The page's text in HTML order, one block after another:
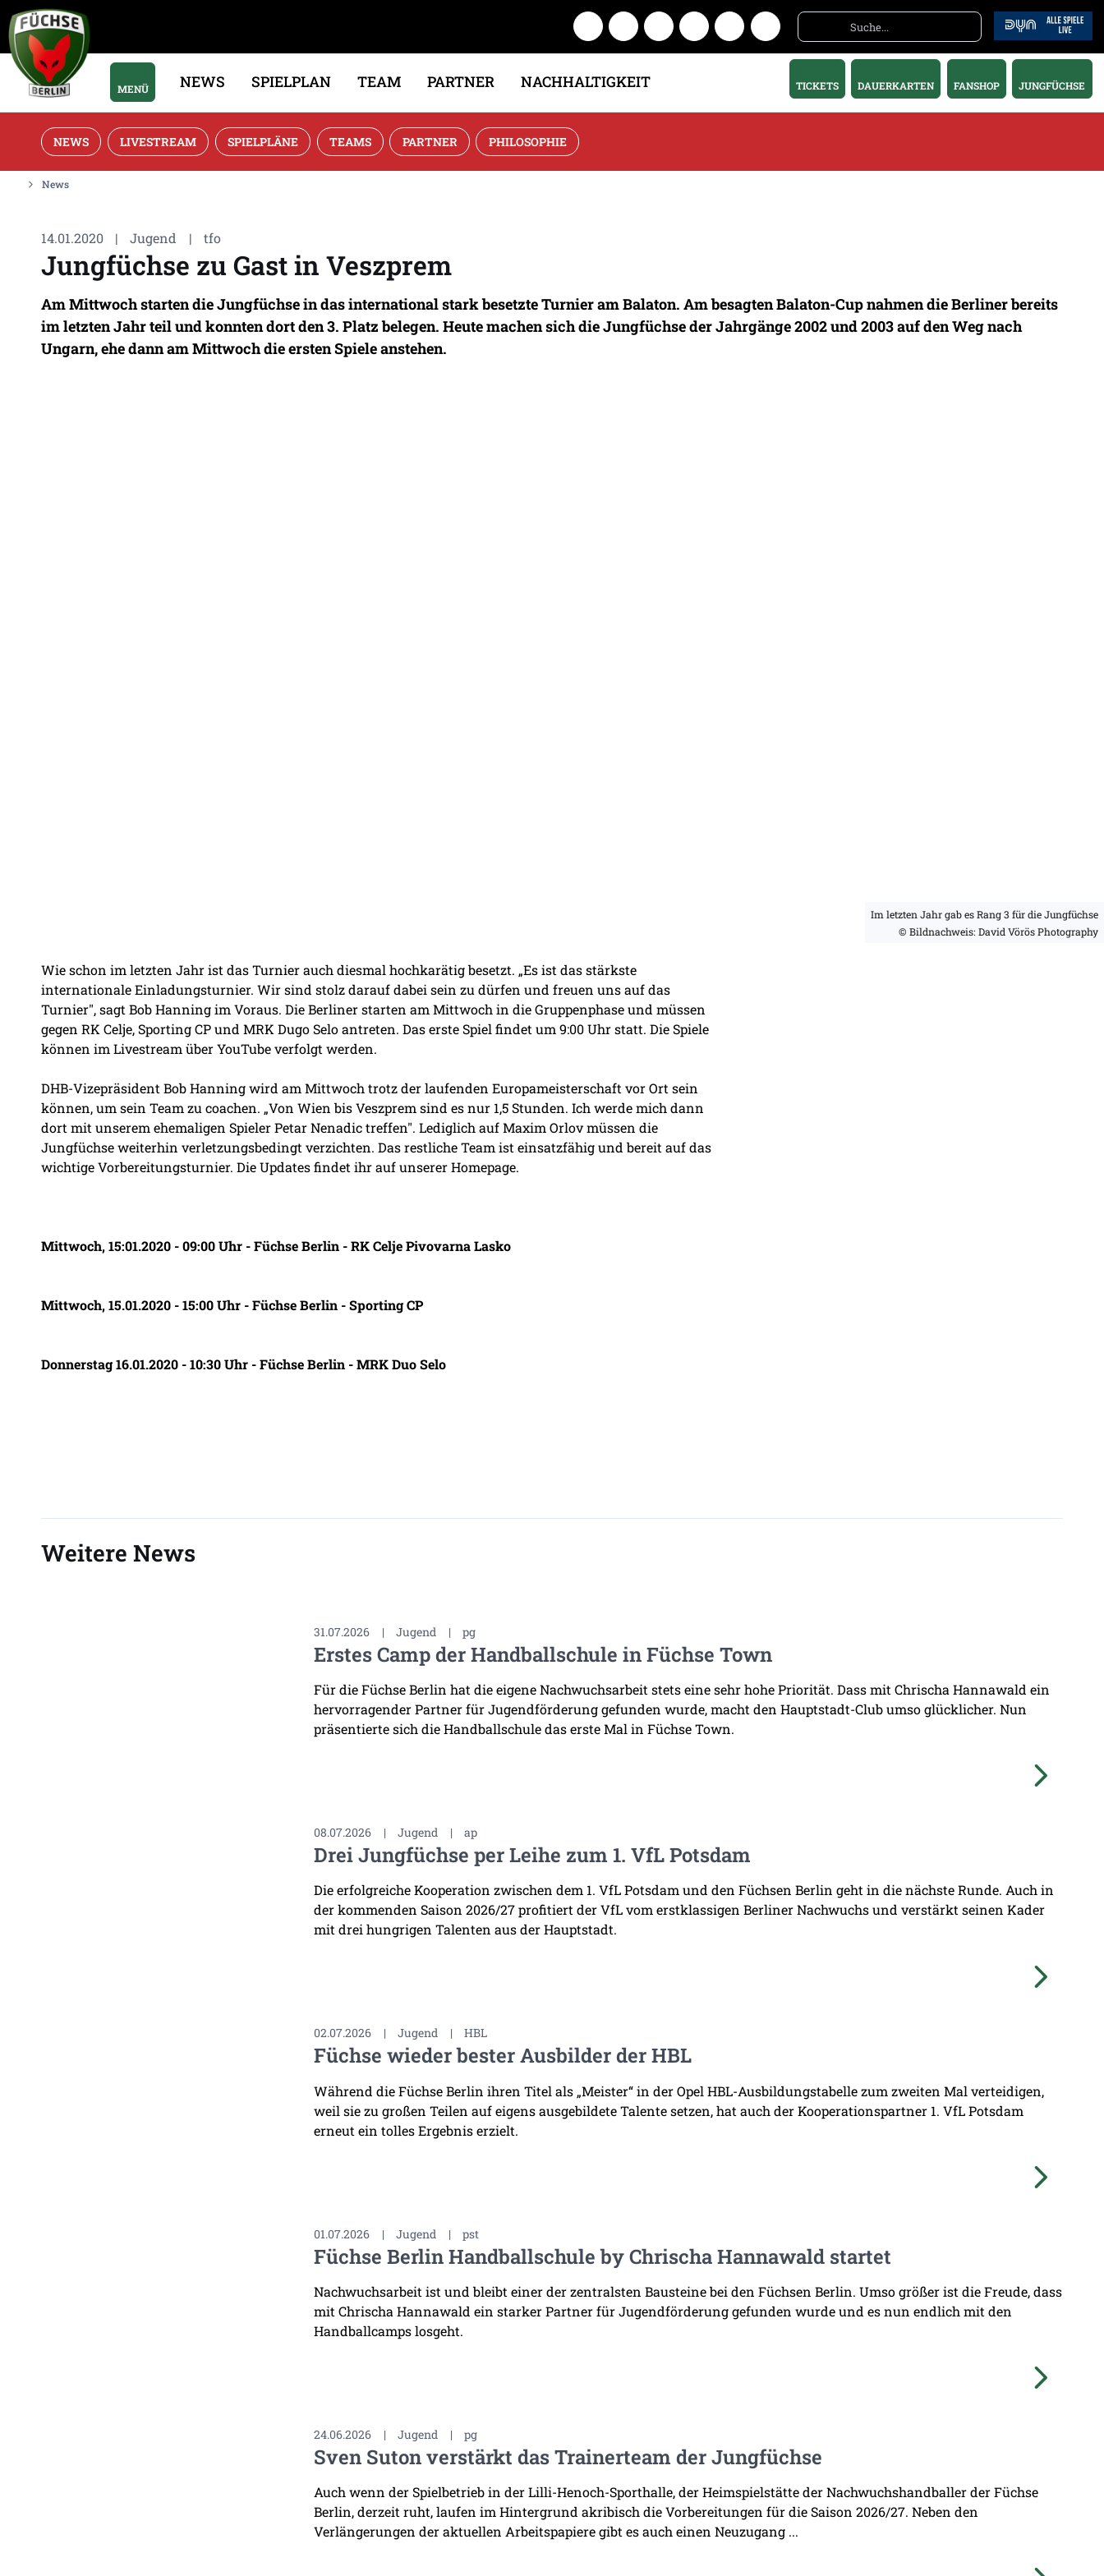
MENÜ NEWS SPIELPLAN TEAM PARTNER NACHHALTIGKEIT TICKETS DAUERKARTEN FANSHOP JUNGFÜCHSE
NEWS LIVESTREAM SPIELPLÄNE TEAMS PARTNER PHILOSOPHIE
News
14.01.2020 | Jugend | tfo
Jungfüchse zu Gast in Veszprem
Am Mittwoch starten die Jungfüchse in das international stark besetzte Turnier am Balaton. Am besagten Balaton-Cup nahmen die Berliner bereits
im letzten Jahr teil und konnten dort den 3. Platz belegen. Heute machen sich die Jungfüchse der Jahrgänge 2002 und 2003 auf den Weg nach
Ungarn, ehe dann am Mittwoch die ersten Spiele anstehen.
Im letzten Jahr gab es Rang 3 für die Jungfüchse
© Bildnachweis: David Vörös Photography
Wie schon im letzten Jahr ist das Turnier auch diesmal hochkarätig besetzt. „Es ist das stärkste
internationale Einladungsturnier. Wir sind stolz darauf dabei sein zu dürfen und freuen uns auf das
Turnier", sagt Bob Hanning im Voraus. Die Berliner starten am Mittwoch in die Gruppenphase und müssen
gegen RK Celje, Sporting CP und MRK Dugo Selo antreten. Das erste Spiel findet um 9:00 Uhr statt. Die Spiele
können im Livestream über YouTube verfolgt werden.
DHB-Vizepräsident Bob Hanning wird am Mittwoch trotz der laufenden Europameisterschaft vor Ort sein
können, um sein Team zu coachen. „Von Wien bis Veszprem sind es nur 1,5 Stunden. Ich werde mich dann
dort mit unserem ehemaligen Spieler Petar Nenadic treffen". Lediglich auf Maxim Orlov müssen die
Jungfüchse weiterhin verletzungsbedingt verzichten. Das restliche Team ist einsatzfähig und bereit auf das
wichtige Vorbereitungsturnier. Die Updates findet ihr auf unserer Homepage.
Mittwoch, 15:01.2020 - 09:00 Uhr - Füchse Berlin - RK Celje Pivovarna Lasko
Mittwoch, 15.01.2020 - 15:00 Uhr - Füchse Berlin - Sporting CP
Donnerstag 16.01.2020 - 10:30 Uhr - Füchse Berlin - MRK Duo Selo
Weitere News
31.07.2026 | Jugend | pg
Erstes Camp der Handballschule in Füchse Town
Für die Füchse Berlin hat die eigene Nachwuchsarbeit stets eine sehr hohe Priorität. Dass mit Chrischa Hannawald ein
hervorragender Partner für Jugendförderung gefunden wurde, macht den Hauptstadt-Club umso glücklicher. Nun
präsentierte sich die Handballschule das erste Mal in Füchse Town.
08.07.2026 | Jugend | ap
Drei Jungfüchse per Leihe zum 1. VfL Potsdam
Die erfolgreiche Kooperation zwischen dem 1. VfL Potsdam und den Füchsen Berlin geht in die nächste Runde. Auch in
der kommenden Saison 2026/27 profitiert der VfL vom erstklassigen Berliner Nachwuchs und verstärkt seinen Kader
mit drei hungrigen Talenten aus der Hauptstadt.
02.07.2026 | Jugend | HBL
Füchse wieder bester Ausbilder der HBL
Während die Füchse Berlin ihren Titel als „Meister“ in der Opel HBL-Ausbildungstabelle zum zweiten Mal verteidigen,
weil sie zu großen Teilen auf eigens ausgebildete Talente setzen, hat auch der Kooperationspartner 1. VfL Potsdam
erneut ein tolles Ergebnis erzielt.
01.07.2026 | Jugend | pst
Füchse Berlin Handballschule by Chrischa Hannawald startet
Nachwuchsarbeit ist und bleibt einer der zentralsten Bausteine bei den Füchsen Berlin. Umso größer ist die Freude, dass
mit Chrischa Hannawald ein starker Partner für Jugendförderung gefunden wurde und es nun endlich mit den
Handballcamps losgeht.
24.06.2026 | Jugend | pg
Sven Suton verstärkt das Trainerteam der Jungfüchse
Auch wenn der Spielbetrieb in der Lilli-Henoch-Sporthalle, der Heimspielstätte der Nachwuchshandballer der Füchse
Berlin, derzeit ruht, laufen im Hintergrund akribisch die Vorbereitungen für die Saison 2026/27. Neben den
Verlängerungen der aktuellen Arbeitspapiere gibt es auch einen Neuzugang ...